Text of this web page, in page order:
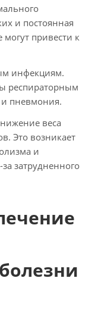
и постоянная
привести к
инфекциям.
респираторным
пневмония.
веса
Это возникает
и
затрудненного